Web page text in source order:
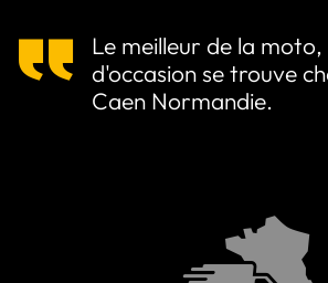
Le meilleur de la
d'occasion se trouve
Caen Normandie.